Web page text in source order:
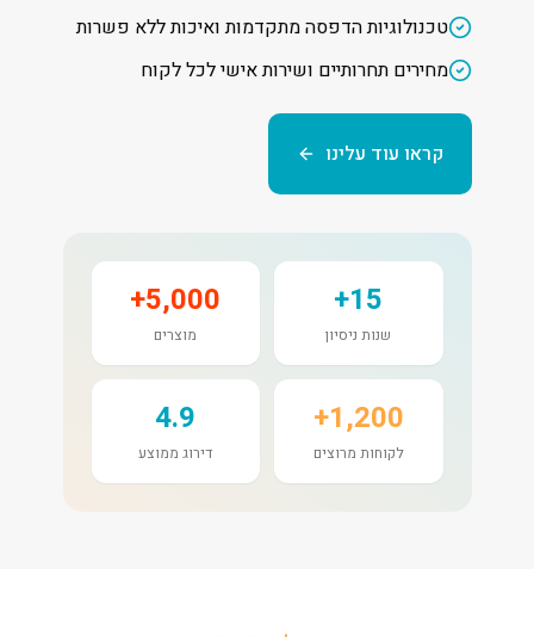
טכנולוגיות הדפסה מתקדמות ואיכות ללא פשרות
מחירים תחרותיים ושירות אישי לכל לקוח
קראו עוד עלינו
15+
שנות ניסיון
5,000+
מוצרים
1,200+
לקוחות מרוצים
4.9
דירוג ממוצע